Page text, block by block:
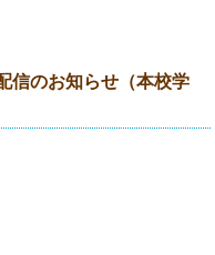
信のお知らせ（本校学